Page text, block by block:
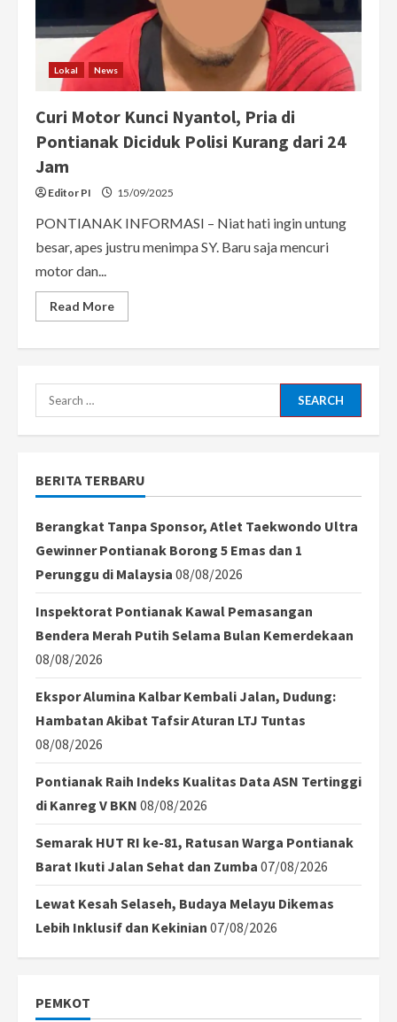
Lokal News
Curi Motor Kunci Nyantol, Pria di
Pontianak Diciduk Polisi Kurang dari 24
Jam
Editor PI 15/09/2025
PONTIANAK INFORMASI – Niat hati ingin untung
besar, apes justru menimpa SY. Baru saja mencuri
motor dan...
Read MoreRead
more
Pontianak
24
Search
for:
BERITA TERBARU
Berangkat Tanpa Sponsor, Atlet Taekwondo Ultra
Gewinner Pontianak Borong 5 Emas dan 1
Perunggu di Malaysia 08/08/2026
Inspektorat Pontianak Kawal Pemasangan
Bendera Merah Putih Selama Bulan Kemerdekaan
08/08/2026
Ekspor Alumina Kalbar Kembali Jalan, Dudung:
Hambatan Akibat Tafsir Aturan LTJ Tuntas
08/08/2026
Pontianak Raih Indeks Kualitas Data ASN Tertinggi
di Kanreg V BKN 08/08/2026
Semarak HUT RI ke-81, Ratusan Warga Pontianak
Barat Ikuti Jalan Sehat dan Zumba 07/08/2026
Lewat Kesah Selaseh, Budaya Melayu Dikemas
Lebih Inklusif dan Kekinian 07/08/2026
PEMKOT